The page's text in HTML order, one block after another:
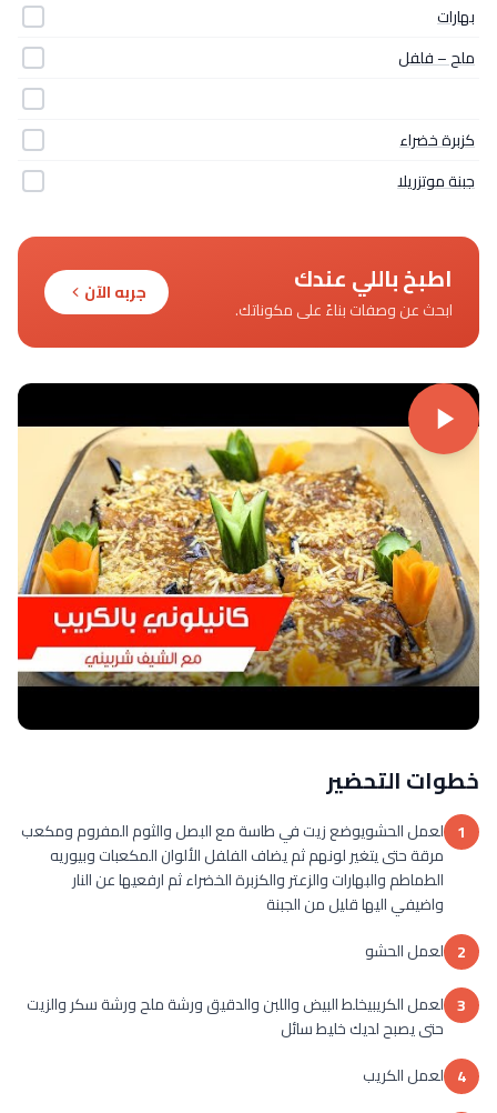
بهارات
ملح – فلفل
كزبرة خضراء
جبنة موتزريلا
اطبخ باللي عندك
ابحث عن وصفات بناءً على مكوناتك.
جربه الآن
خطوات التحضير
1 لعمل الحشويوضع زيت في طاسة مع البصل والثوم المفروم ومكعب
مرقة حتى يتغير لونهم ثم يضاف الفلفل الألوان المكعبات وبيوريه
الطماطم والبهارات والزعتر والكزبرة الخضراء ثم ارفعيها عن النار
واضيفي اليها قليل من الجبنة
2 لعمل الحشو
3 لعمل الكريبيخلط البيض واللبن والدقيق ورشة ملح ورشة سكر والزيت
حتى يصبح لديك خليط سائل
4 لعمل الكريب